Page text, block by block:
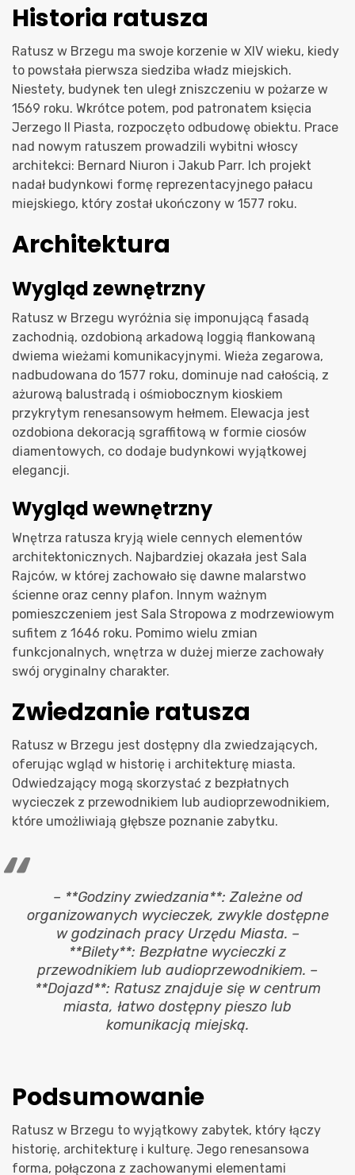
Historia ratusza
Ratusz w Brzegu ma swoje korzenie w XIV wieku, kiedy
to powstała pierwsza siedziba władz miejskich.
Niestety, budynek ten uległ zniszczeniu w pożarze w
1569 roku. Wkrótce potem, pod patronatem księcia
Jerzego II Piasta, rozpoczęto odbudowę obiektu. Prace
nad nowym ratuszem prowadzili wybitni włoscy
architekci: Bernard Niuron i Jakub Parr. Ich projekt
nadał budynkowi formę reprezentacyjnego pałacu
miejskiego, który został ukończony w 1577 roku.
Architektura
Wygląd zewnętrzny
Ratusz w Brzegu wyróżnia się imponującą fasadą
zachodnią, ozdobioną arkadową loggią flankowaną
dwiema wieżami komunikacyjnymi. Wieża zegarowa,
nadbudowana do 1577 roku, dominuje nad całością, z
ażurową balustradą i ośmiobocznym kioskiem
przykrytym renesansowym hełmem. Elewacja jest
ozdobiona dekoracją sgraffitową w formie ciosów
diamentowych, co dodaje budynkowi wyjątkowej
elegancji.
Wygląd wewnętrzny
Wnętrza ratusza kryją wiele cennych elementów
architektonicznych. Najbardziej okazała jest Sala
Rajców, w której zachowało się dawne malarstwo
ścienne oraz cenny plafon. Innym ważnym
pomieszczeniem jest Sala Stropowa z modrzewiowym
sufitem z 1646 roku. Pomimo wielu zmian
funkcjonalnych, wnętrza w dużej mierze zachowały
swój oryginalny charakter.
Zwiedzanie ratusza
Ratusz w Brzegu jest dostępny dla zwiedzających,
oferując wgląd w historię i architekturę miasta.
Odwiedzający mogą skorzystać z bezpłatnych
wycieczek z przewodnikiem lub audioprzewodnikiem,
które umożliwiają głębsze poznanie zabytku.
– **Godziny zwiedzania**: Zależne od
organizowanych wycieczek, zwykle dostępne
w godzinach pracy Urzędu Miasta. –
**Bilety**: Bezpłatne wycieczki z
przewodnikiem lub audioprzewodnikiem. –
**Dojazd**: Ratusz znajduje się w centrum
miasta, łatwo dostępny pieszo lub
komunikacją miejską.
Podsumowanie
Ratusz w Brzegu to wyjątkowy zabytek, który łączy
historię, architekturę i kulturę. Jego renesansowa
forma, połączona z zachowanymi elementami